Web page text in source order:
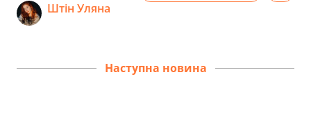
Штін Уляна
Наступна новина